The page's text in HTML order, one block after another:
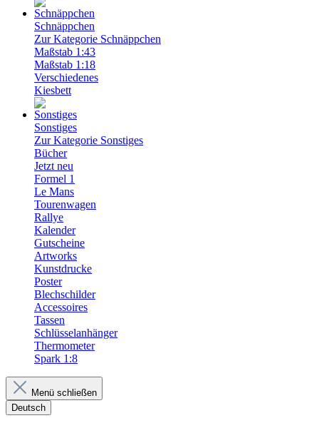
Schnäppchen
Zur Kategorie Schnäppchen
Maßstab 1:43
Maßstab 1:18
Verschiedenes
Kiesbett
Sonstiges
Zur Kategorie Sonstiges
Bücher
Jetzt neu
Formel 1
Le Mans
Tourenwagen
Rallye
Kalender
Gutscheine
Artworks
Kunstdrucke
Poster
Blechschilder
Accessoires
Tassen
Schlüsselanhänger
Thermometer
Spark 1:8
Menü schließen
Deutsch